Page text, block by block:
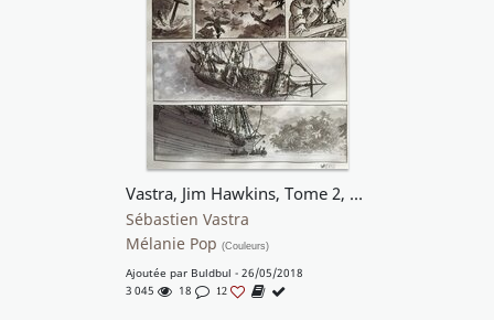
Vastra, Jim Hawkins, Tome 2, Sombres Héros de la mer, planche n°38, 2018
Sébastien Vastra
Mélanie Pop (Couleurs)
Ajoutée par Buldbul - 26/05/2018
3 045
18 12